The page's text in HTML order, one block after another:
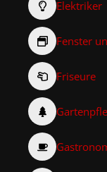
Elektriker
Fenster
Friseure